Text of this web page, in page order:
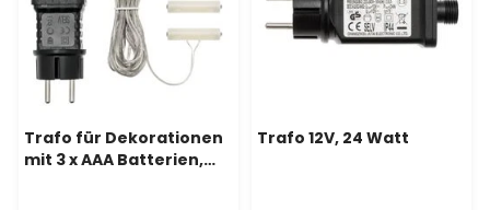
Trafo für Dekorationen
mit 3 x AAA Batterien,
Trafo 12V, 24 Watt